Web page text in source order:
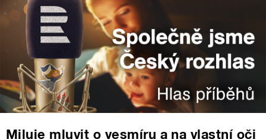
Miluje mluvit o vesmíru a na vlastní oči